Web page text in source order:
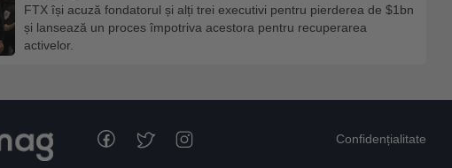
FTX își acuză fondatorul și alți trei executivi pentru pierderea de $1bn
și lansează un proces împotriva acestora pentru recuperarea
activelor.
Confidențialitate